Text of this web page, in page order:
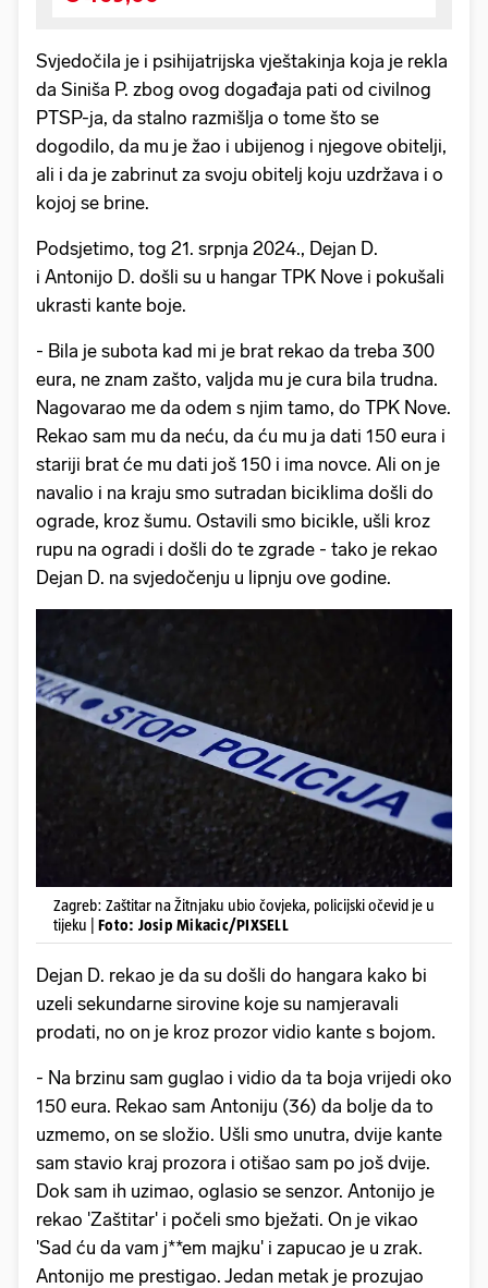
Svjedočila je i psihijatrijska vještakinja koja je rekla
da Siniša P. zbog ovog događaja pati od civilnog
PTSP-ja, da stalno razmišlja o tome što se
dogodilo, da mu je žao i ubijenog i njegove obitelji,
ali i da je zabrinut za svoju obitelj koju uzdržava i o
kojoj se brine.
Podsjetimo, tog 21. srpnja 2024., Dejan D.
i Antonijo D. došli su u hangar TPK Nove i pokušali
ukrasti kante boje.
- Bila je subota kad mi je brat rekao da treba 300
eura, ne znam zašto, valjda mu je cura bila trudna.
Nagovarao me da odem s njim tamo, do TPK Nove.
Rekao sam mu da neću, da ću mu ja dati 150 eura i
stariji brat će mu dati još 150 i ima novce. Ali on je
navalio i na kraju smo sutradan biciklima došli do
ograde, kroz šumu. Ostavili smo bicikle, ušli kroz
rupu na ogradi i došli do te zgrade - tako je rekao
Dejan D. na svjedočenju u lipnju ove godine.
Zagreb: Zaštitar na Žitnjaku ubio čovjeka, policijski očevid je u
tijeku | Foto: Josip Mikacic/PIXSELL
Dejan D. rekao je da su došli do hangara kako bi
uzeli sekundarne sirovine koje su namjeravali
prodati, no on je kroz prozor vidio kante s bojom.
- Na brzinu sam guglao i vidio da ta boja vrijedi oko
150 eura. Rekao sam Antoniju (36) da bolje da to
uzmemo, on se složio. Ušli smo unutra, dvije kante
sam stavio kraj prozora i otišao sam po još dvije.
Dok sam ih uzimao, oglasio se senzor. Antonijo je
rekao 'Zaštitar' i počeli smo bježati. On je vikao
'Sad ću da vam j**em majku' i zapucao je u zrak.
Antonijo me prestigao. Jedan metak je prozujao